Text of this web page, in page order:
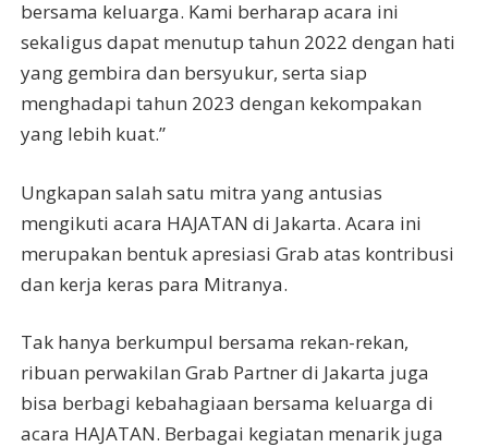
bersama keluarga. Kami berharap acara ini
sekaligus dapat menutup tahun 2022 dengan hati
yang gembira dan bersyukur, serta siap
menghadapi tahun 2023 dengan kekompakan
yang lebih kuat.”
Ungkapan salah satu mitra yang antusias
mengikuti acara HAJATAN di Jakarta. Acara ini
merupakan bentuk apresiasi Grab atas kontribusi
dan kerja keras para Mitranya.
Tak hanya berkumpul bersama rekan-rekan,
ribuan perwakilan Grab Partner di Jakarta juga
bisa berbagi kebahagiaan bersama keluarga di
acara HAJATAN. Berbagai kegiatan menarik juga